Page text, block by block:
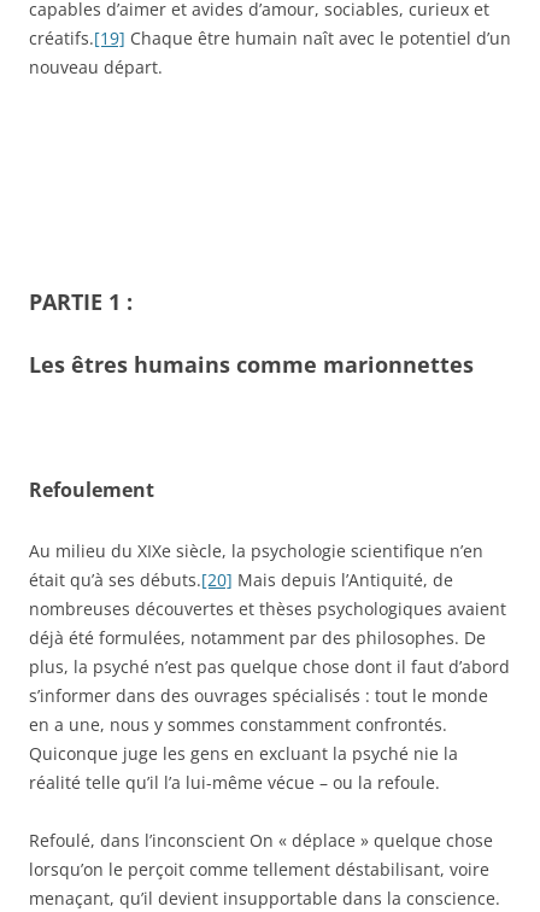
capables d’aimer et avides d’amour, sociables, curieux et
créatifs.[19] Chaque être humain naît avec le potentiel d’un
nouveau départ.
PARTIE 1 :
Les êtres humains comme marionnettes
Refoulement
Au milieu du XIXe siècle, la psychologie scientifique n’en
était qu’à ses débuts.[20] Mais depuis l’Antiquité, de
nombreuses découvertes et thèses psychologiques avaient
déjà été formulées, notamment par des philosophes. De
plus, la psyché n’est pas quelque chose dont il faut d’abord
s’informer dans des ouvrages spécialisés : tout le monde
en a une, nous y sommes constamment confrontés.
Quiconque juge les gens en excluant la psyché nie la
réalité telle qu’il l’a lui-même vécue – ou la refoule.
Refoulé, dans l’inconscient On « déplace » quelque chose
lorsqu’on le perçoit comme tellement déstabilisant, voire
menaçant, qu’il devient insupportable dans la conscience.